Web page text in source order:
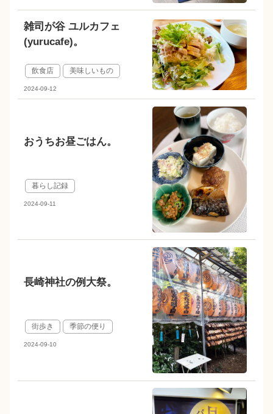
雑司が谷 ユルカフェ
(yurucafe)。
飲食店 美味しいもの
2024-09-12
おうちお昼ごはん。
暮らし記録
2024-09-11
長崎神社の例大祭。
街歩き 季節の便り
2024-09-10